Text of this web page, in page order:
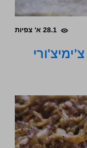
28.1 א' צפיות